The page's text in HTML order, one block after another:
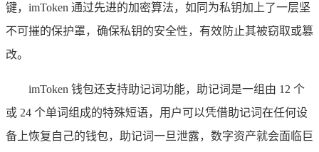
键，imToken 通过先进的加密算法，如同为私钥加上了一层坚
不可摧的保护罩，确保私钥的安全性，有效防止其被窃取或篡
改。
imToken 钱包还支持助记词功能，助记词是一组由 12 个
或 24 个单词组成的特殊短语，用户可以凭借助记词在任何设
备上恢复自己的钱包，助记词一旦泄露，数字资产就会面临巨